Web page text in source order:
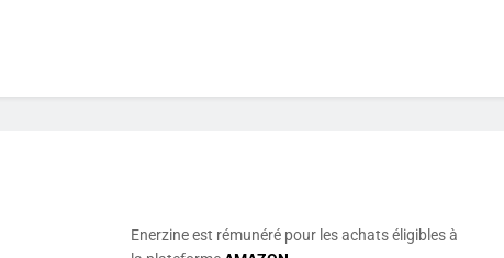
Enerzine est rémunéré pour les achats éligibles à